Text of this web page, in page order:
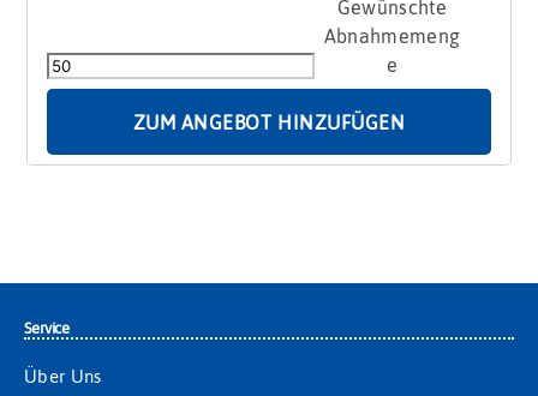
ZUM ANGEBOT HINZUFÜGEN
Service
Über Uns